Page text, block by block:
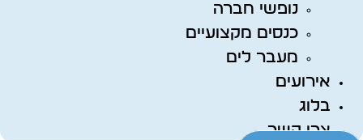
נופשי חברה
כנסים מקצועיים
מעבר לים
אירועים
בלוג
צרו קשר